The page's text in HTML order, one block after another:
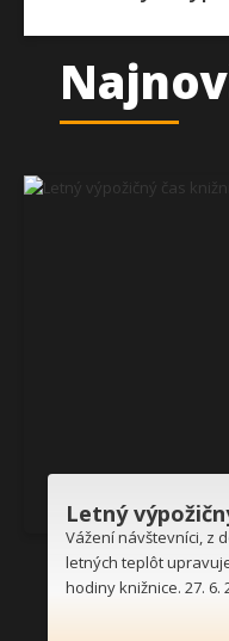
Letný
Vážení návštevníci, z
letných teplôt
hodiny knižnice. 27. 6.